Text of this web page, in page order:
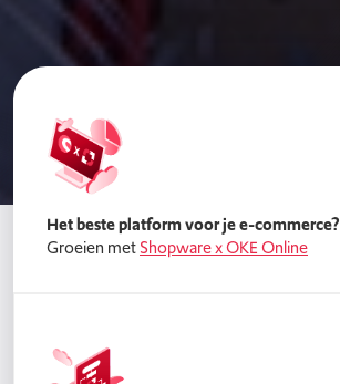
Het beste platform voor je e-commerce?
Groeien metShopware x OKE Online